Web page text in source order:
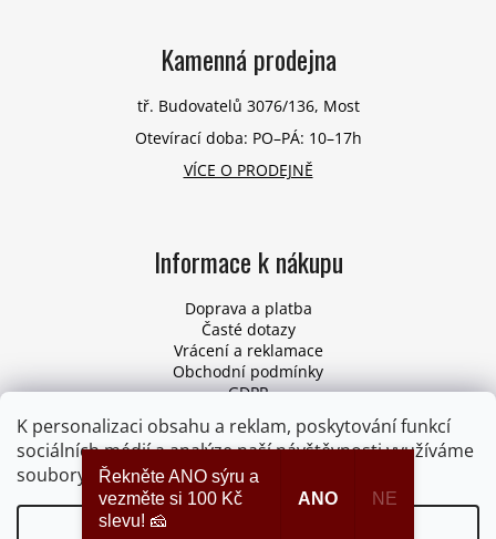
K personalizaci obsahu a reklam, poskytování funkcí
sociálních médií a analýze naší návštěvnosti využíváme
soubory cookies. Více informací
Kamenná prodejna
tř. Budovatelů 3076/136, Most
Otevírací doba: PO–PÁ: 10–17h
VÍCE O PRODEJNĚ
Informace k nákupu
Doprava a platba
Časté dotazy
Vrácení a reklamace
Obchodní podmínky
GDPR
Odstoupení od smlouvy
Řekněte ANO sýru a
vezměte si 100 Kč
slevu! 🧀
ANO NE